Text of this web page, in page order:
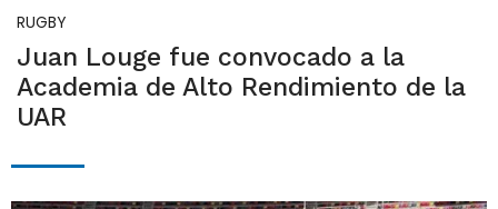
RUGBY
Juan Louge fue convocado a la
Academia de Alto Rendimiento de la
UAR